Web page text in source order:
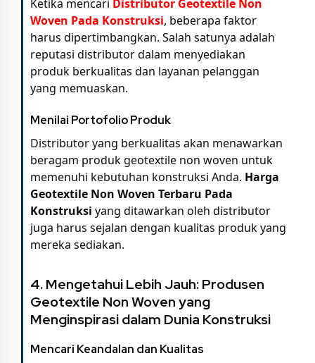
Ketika mencari Distributor Geotextile Non
Woven Pada Konstruksi, beberapa faktor
harus dipertimbangkan. Salah satunya adalah
reputasi distributor dalam menyediakan
produk berkualitas dan layanan pelanggan
yang memuaskan.
Menilai Portofolio Produk
Distributor yang berkualitas akan menawarkan
beragam produk geotextile non woven untuk
memenuhi kebutuhan konstruksi Anda. Harga
Geotextile Non Woven Terbaru Pada
Konstruksi yang ditawarkan oleh distributor
juga harus sejalan dengan kualitas produk yang
mereka sediakan.
4. Mengetahui Lebih Jauh:Produsen
Geotextile Non Wovenyang
Menginspirasi dalam Dunia Konstruksi
Mencari Keandalan dan Kualitas